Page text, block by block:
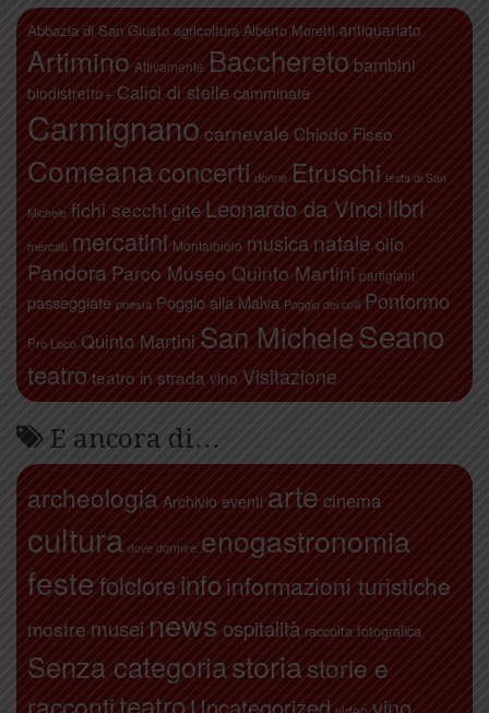
Abbazia di San Giusto agricoltura Alberto Moretti antiquariato
Artimino Attivamente Bacchereto bambini
biodistretto+ Calici di stelle camminate
Carmignano carnevale Chiodo Fisso
Comeanaconcerti donne Etruschi festa di San
Michele fichi secchi gite Leonardo da Vinci libri
mercati mercatini Montalbiolo musica natale olio
Pandora Parco Museo Quinto Martini partigiani
passeggiate poesia Poggio alla Malva Poggio dei colli Pontormo
Pro Loco Quinto Martini San MicheleSeano
teatro teatro in strada vino Visitazione
E ancora di…
archeologia Archivio eventi arte cinema
cultura dove dormire enogastronomia
festefolcloreinfo informazioni turistiche
mostre musei news ospitalità raccolta fotografica
Senza categoriastoriastorie e
raccontiteatro